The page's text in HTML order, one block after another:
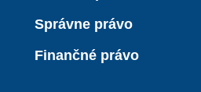
Správne právo
Finančné právo